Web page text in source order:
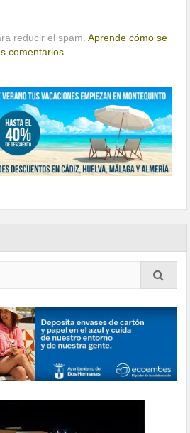
reducir el spam.Aprende cómo se
comentarios.